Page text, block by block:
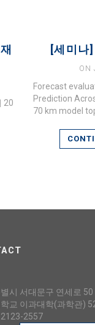
20
[세미나
ON
Forecast
Prediction
70 km model
시 서대문구 연세로 50
교 이과대학(과학관)
2557